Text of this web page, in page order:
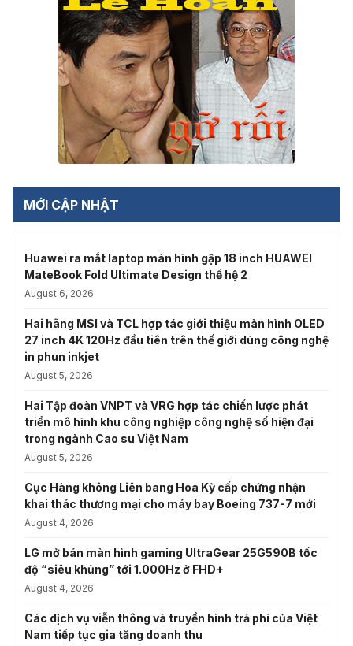
MỚI CẬP NHẬT
Huawei ra mắt laptop màn hình gập 18 inch HUAWEI
MateBook Fold Ultimate Design thế hệ 2
August 6, 2026
Hai hãng MSI và TCL hợp tác giới thiệu màn hình OLED
27 inch 4K 120Hz đầu tiên trên thế giới dùng công nghệ
in phun inkjet
August 5, 2026
Hai Tập đoàn VNPT và VRG hợp tác chiến lược phát
triển mô hình khu công nghiệp công nghệ số hiện đại
trong ngành Cao su Việt Nam
August 5, 2026
Cục Hàng không Liên bang Hoa Kỳ cấp chứng nhận
khai thác thương mại cho máy bay Boeing 737-7 mới
August 4, 2026
LG mở bán màn hình gaming UltraGear 25G590B tốc
độ “siêu khủng” tới 1.000Hz ở FHD+
August 4, 2026
Các dịch vụ viễn thông và truyền hình trả phí của Việt
Nam tiếp tục gia tăng doanh thu